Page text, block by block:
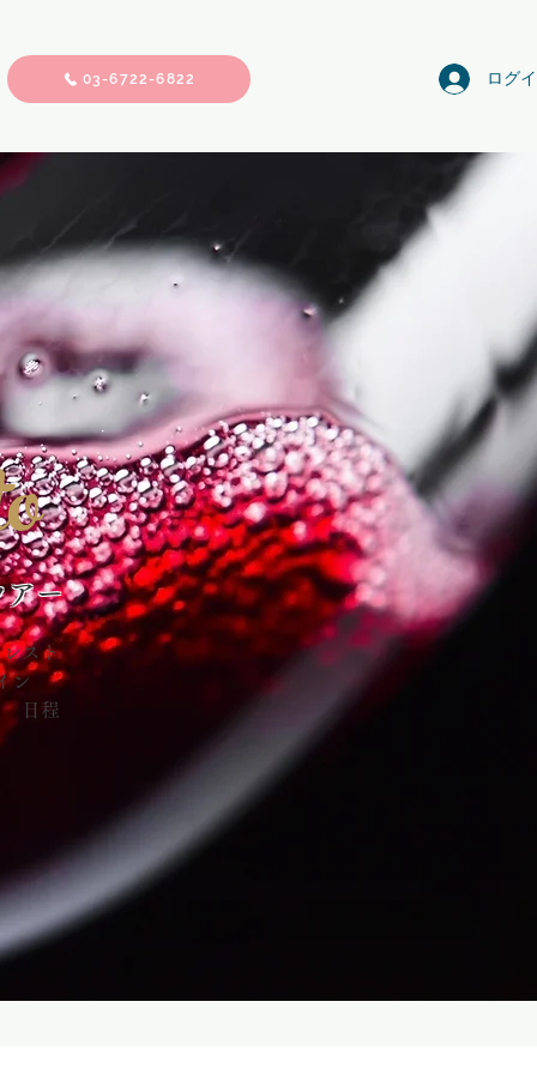
03-6722-6822 ログ
アー
スト
ン
日程